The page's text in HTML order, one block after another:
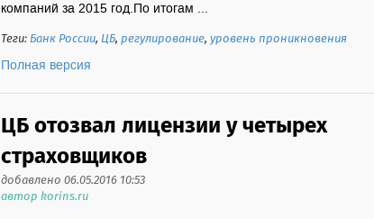
компаний за 2015 год.По итогам ...
Теги:Банк России, ЦБ,регулирование,уровень проникновения
Полная версия
ЦБ отозвал лицензии у четырех
страховщиков
добавлено 06.05.2016 10:53
автор korins.ru